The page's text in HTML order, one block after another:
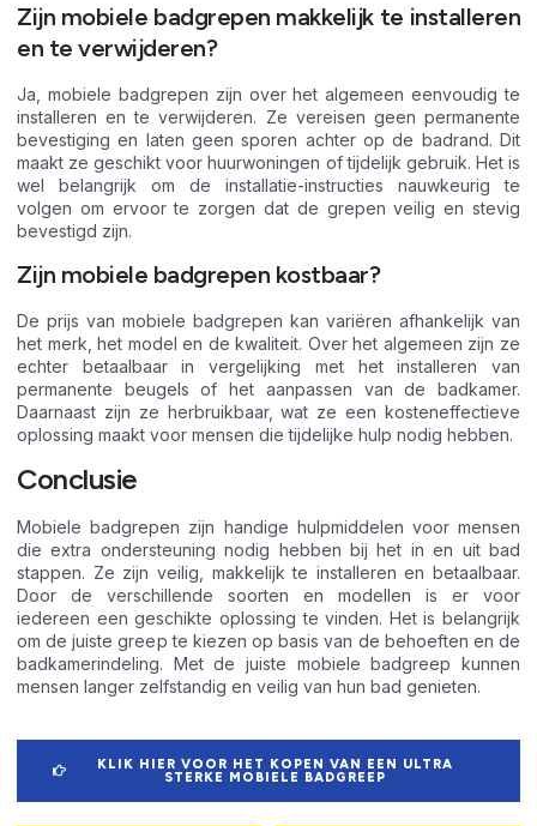
Zijn mobiele badgrepen makkelijk te installeren
en te verwijderen?
Ja, mobiele badgrepen zijn over het algemeen eenvoudig te
installeren en te verwijderen. Ze vereisen geen permanente
bevestiging en laten geen sporen achter op de badrand. Dit
maakt ze geschikt voor huurwoningen of tijdelijk gebruik. Het is
wel belangrijk om de installatie-instructies nauwkeurig te
volgen om ervoor te zorgen dat de grepen veilig en stevig
bevestigd zijn.
Zijn mobiele badgrepen kostbaar?
De prijs van mobiele badgrepen kan variëren afhankelijk van
het merk, het model en de kwaliteit. Over het algemeen zijn ze
echter betaalbaar in vergelijking met het installeren van
permanente beugels of het aanpassen van de badkamer.
Daarnaast zijn ze herbruikbaar, wat ze een kosteneffectieve
oplossing maakt voor mensen die tijdelijke hulp nodig hebben.
Conclusie
Mobiele badgrepen zijn handige hulpmiddelen voor mensen
die extra ondersteuning nodig hebben bij het in en uit bad
stappen. Ze zijn veilig, makkelijk te installeren en betaalbaar.
Door de verschillende soorten en modellen is er voor
iedereen een geschikte oplossing te vinden. Het is belangrijk
om de juiste greep te kiezen op basis van de behoeften en de
badkamerindeling. Met de juiste mobiele badgreep kunnen
mensen langer zelfstandig en veilig van hun bad genieten.
KLIK HIER VOOR HET KOPEN VAN EEN ULTRA
STERKE MOBIELE BADGREEP